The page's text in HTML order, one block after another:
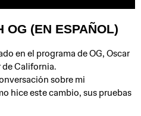
OG (EN ESPAÑOL)
en el programa de OG, Oscar
de California.
sobre mi
hice este cambio, sus pruebas